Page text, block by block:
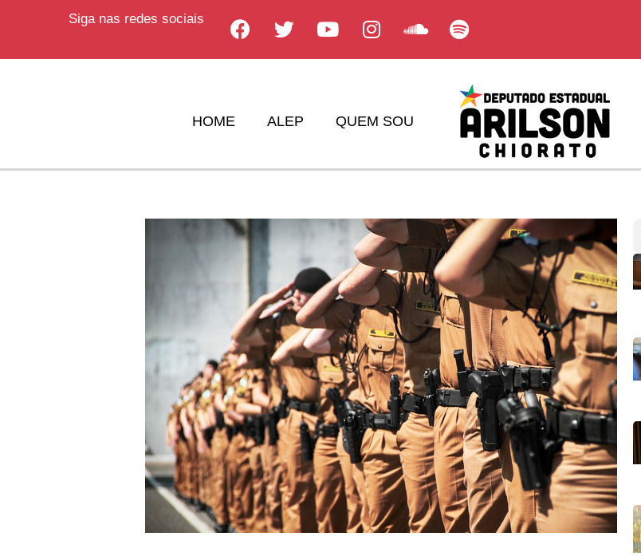
Siga nas redes sociais
HOME ALEP QUEM SOU